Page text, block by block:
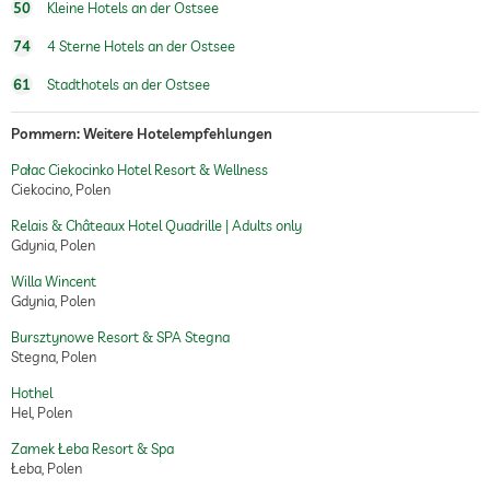
50 Kleine Hotels an der Ostsee
74 4 Sterne Hotels an der Ostsee
61 Stadthotels an der Ostsee
Pommern: Weitere Hotelempfehlungen
Pałac Ciekocinko Hotel Resort & Wellness
Ciekocino, Polen
Relais & Châteaux Hotel Quadrille | Adults only
Gdynia, Polen
Willa Wincent
Gdynia, Polen
Bursztynowe Resort & SPA Stegna
Stegna, Polen
Hothel
Hel, Polen
Zamek Łeba Resort & Spa
Łeba, Polen